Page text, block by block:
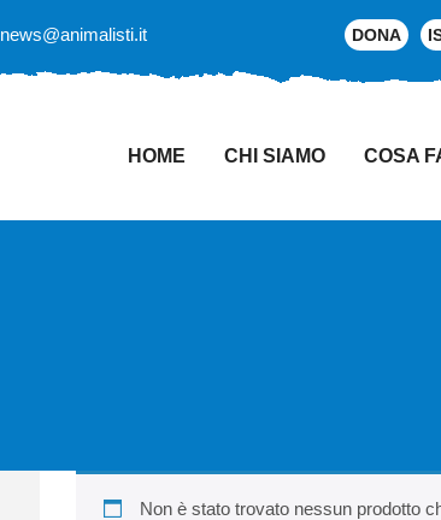
news@animalisti.it DONA
HOME CHI SIAMO COSA
Non è stato trovato nessun prodotto